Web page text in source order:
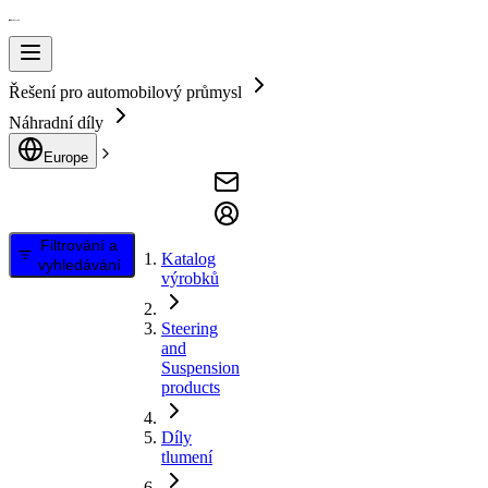
Řešení pro automobilový průmysl
Náhradní díly
Europe
Filtrování a
vyhledávání
Katalog
výrobků
Steering
and
Suspension
products
Díly
tlumení